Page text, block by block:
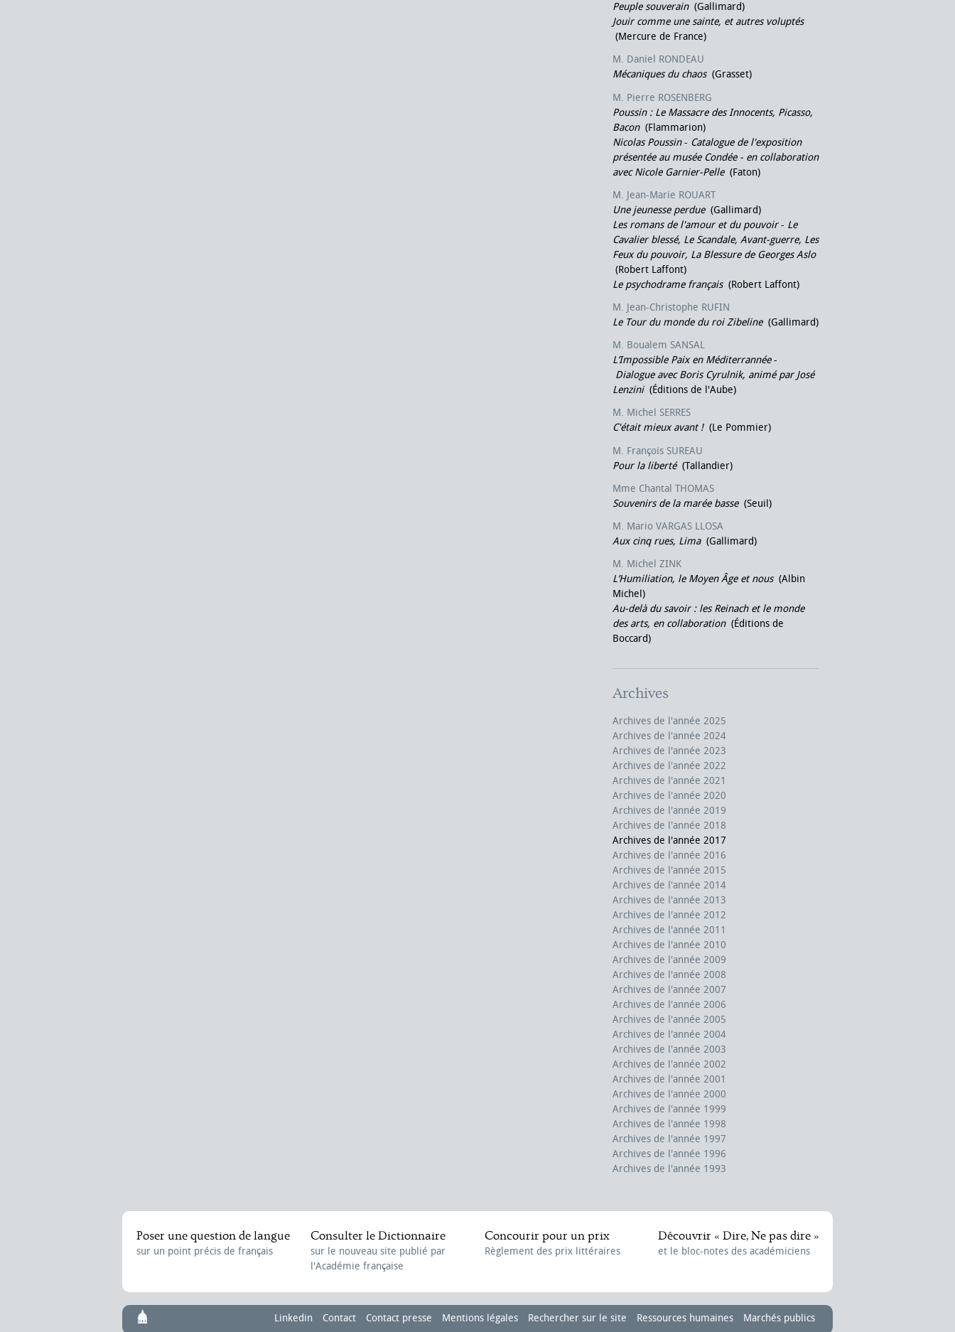
Peuple souverain(Gallimard)
Jouir comme une sainte, et autres voluptés
(Mercure de France)
M. Daniel RONDEAU
Mécaniques du chaos(Grasset)
M. Pierre ROSENBERG
Poussin : Le Massacre des Innocents, Picasso,
Bacon(Flammarion)
Nicolas Poussin- Catalogue de l'exposition
présentée au musée Condée - en collaboration
avec Nicole Garnier-Pelle(Faton)
M. Jean-Marie ROUART
Une jeunesse perdue(Gallimard)
Les romans de l'amour et du pouvoir- Le
Cavalier blessé, Le Scandale, Avant-guerre, Les
Feux du pouvoir, La Blessure de Georges Aslo
(Robert Laffont)
Le psychodrame français(Robert Laffont)
M. Jean-Christophe RUFIN
Le Tour du monde du roi Zibeline(Gallimard)
M. Boualem SANSAL
L’Impossible Paix en Méditerrannée-
Dialogue avec Boris Cyrulnik, animé par José
Lenzini(Éditions de l'Aube)
M. Michel SERRES
C'était mieux avant !(Le Pommier)
M. François SUREAU
Pour la liberté (Tallandier)
Mme Chantal THOMAS
Souvenirs de la marée basse (Seuil)
M. Mario VARGAS LLOSA
Aux cinq rues, Lima(Gallimard)
M. Michel ZINK
L’Humiliation, le Moyen Âge et nous(Albin
Michel)
Au-delà du savoir : les Reinach et le monde
des arts, en collaboration (Éditions de
Boccard)
Archives
Archives de l'année 2025
Archives de l'année 2024
Archives de l'année 2023
Archives de l'année 2022
Archives de l'année 2021
Archives de l'année 2020
Archives de l'année 2019
Archives de l'année 2018
Archives de l'année 2017
Archives de l'année 2016
Archives de l'année 2015
Archives de l'année 2014
Archives de l'année 2013
Archives de l'année 2012
Archives de l'année 2011
Archives de l'année 2010
Archives de l'année 2009
Archives de l'année 2008
Archives de l'année 2007
Archives de l'année 2006
Archives de l'année 2005
Archives de l'année 2004
Archives de l'année 2003
Archives de l'année 2002
Archives de l'année 2001
Archives de l'année 2000
Archives de l'année 1999
Archives de l'année 1998
Archives de l'année 1997
Archives de l'année 1996
Archives de l'année 1993
Poser une question de langue
sur un point précis de français
Consulter le Dictionnaire
sur le nouveau site publié par
l'Académie française
Concourir pour un prix
Règlement des prix littéraires
Découvrir « Dire, Ne pas dire »
et le bloc-notes des académiciens
Linkedin Contact Contact presse Mentions légales Rechercher sur le site Ressources humaines Marchés publics